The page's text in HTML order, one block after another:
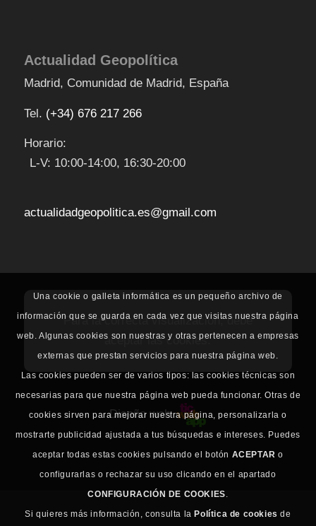
Actualidad Geopolítica
Madrid, Comunidad de Madrid, España
Tel. (+34) 676 217 266
Horario:
L-V: 10:00-14:00, 16:30-20:00
actualidadgeopolitica.es@gmail.com
Para la correcta visualización, debe
aceptar las cookies.
Diseño web
Una cookie o galleta informática es un pequeño archivo de
información que se guarda en cada vez que visitas nuestra página
web. Algunas cookies son nuestras y otras pertenecen a empresas
externas que prestan servicios para nuestra página web.
Las cookies pueden ser de varios tipos: las cookies técnicas son
necesarias para que nuestra página web pueda funcionar. Otras de
cookies sirven para mejorar nuestra página, personalizarla o
mostrarte publicidad ajustada a tus búsquedas e intereses. Puedes
aceptar todas estas cookies pulsando el botón ACEPTAR o
configurarlas o rechazar su uso clicando en el apartado
CONFIGURACIÓN DE COOKIES.
Si quieres más información, consulta la Política de cookies de